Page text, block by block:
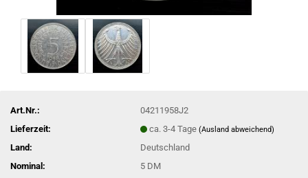
Art.Nr.:
04211958J2
Lieferzeit:
ca. 3-4 Tage(Ausland abweichend)
Land:
Deutschland
Nominal:
5 DM